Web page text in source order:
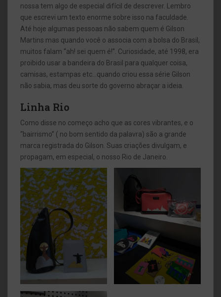
nossa tem algo de especial difícil de descrever. Lembro
que escrevi um texto enorme sobre isso na faculdade.
Até hoje algumas pessoas não sabem quem é Gilson
Martins mas quando você o associa com a bolsa do Brasil,
muitos falam “ah! sei quem é!”. Curiosidade, até 1998, era
proibido usar a bandeira do Brasil para qualquer coisa,
camisas, estampas etc…quando criou essa série Gilson
não sabia, mas deu sorte do governo abraçar a ideia.
Linha Rio
Como disse no começo acho que as cores vibrantes, e o
“bairrismo” ( no bom sentido da palavra) são a grande
marca registrada do Gilson. Suas criações divulgam, e
propagam, em especial, o nosso Rio de Janeiro.